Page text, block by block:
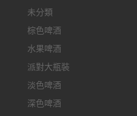
未分類
棕色啤酒
水果啤酒
派對大瓶裝
淡色啤酒
深色啤酒